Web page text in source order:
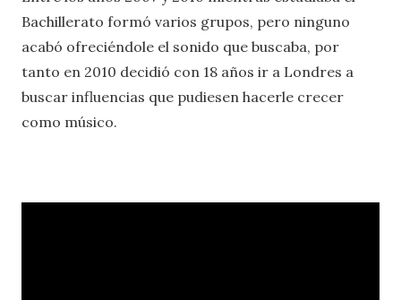
Bachillerato formó varios grupos, pero ninguno
acabó ofreciéndole el sonido que buscaba, por
tanto en 2010 decidió con 18 años ir a Londres a
buscar influencias que pudiesen hacerle crecer
como músico.